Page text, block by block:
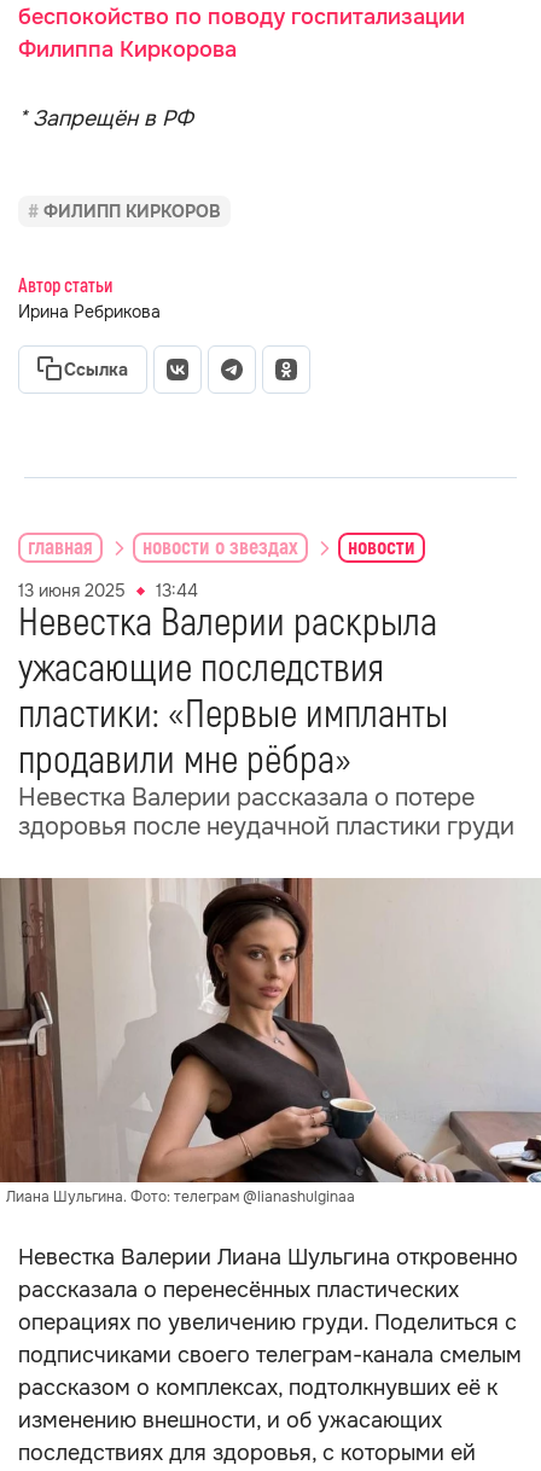
беспокойство по поводу госпитализации
Филиппа Киркорова
* Запрещён в РФ
ФИЛИПП КИРКОРОВ
Автор статьи
Ирина Ребрикова
Ссылка
главная новости о звездах новости
13 июня 2025 13:44
Невестка Валерии раскрыла
ужасающие последствия
пластики: «Первые импланты
продавили мне рёбра»
Невестка Валерии рассказала о потере
здоровья после неудачной пластики груди
Лиана Шульгина. Фото: телеграм @lianashulginaa
Невестка Валерии Лиана Шульгина откровенно
рассказала о перенесённых пластических
операциях по увеличению груди. Поделиться с
подписчиками своего телеграм-канала смелым
рассказом о комплексах, подтолкнувших её к
изменению внешности, и об ужасающих
последствиях для здоровья, с которыми ей